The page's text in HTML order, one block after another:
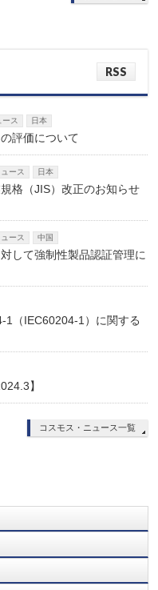
RSS
ス 日本
評価について
ース 日本
格（JIS）改正のお知らせ
ース 中国
して強制性製品認証管理に
1（IEC60204-1）に関する
】
コスモス・ニュース一覧